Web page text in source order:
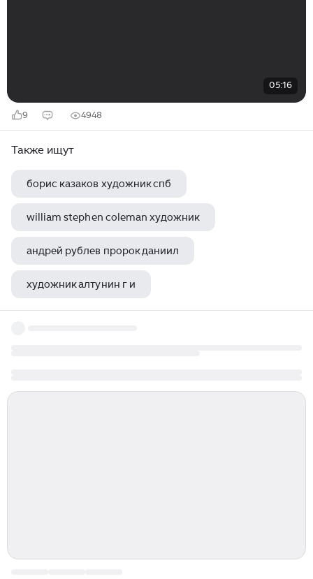
05:16
9 4948
Также ищут
борис казаков художник спб
william stephen coleman художник
андрей рублев пророк даниил
художник алтунин г и